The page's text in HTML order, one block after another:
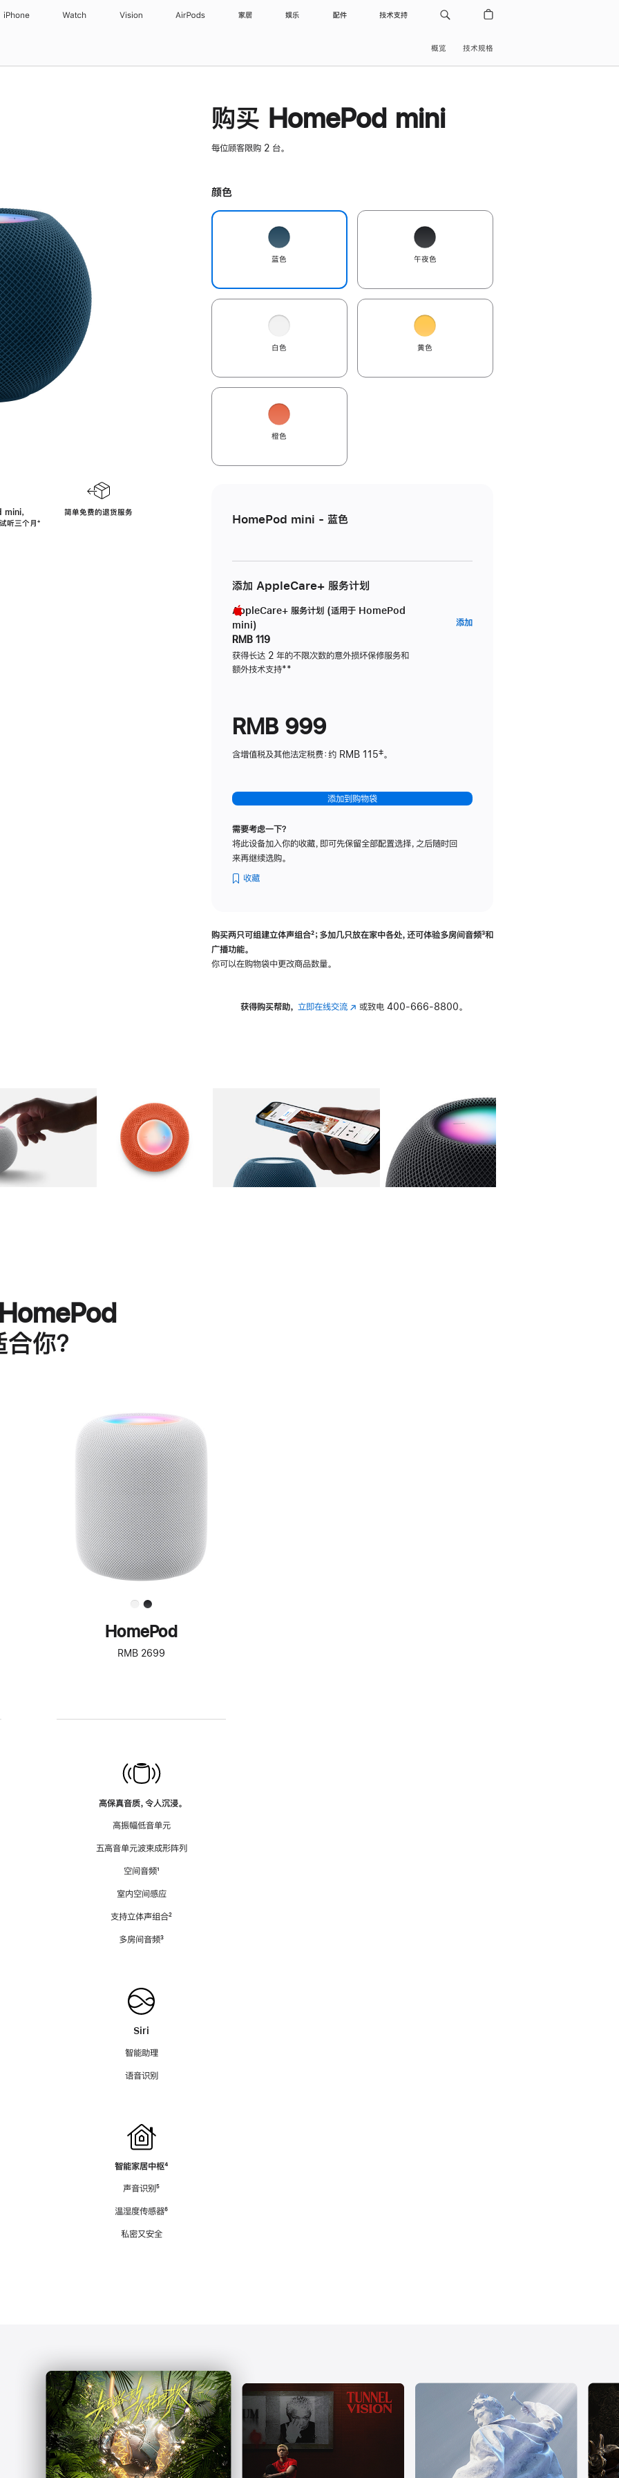
iPhone Watch Vision AirPods 家居 娱乐 配件 技术支持
概览 技术规格
，
听三个月脚
⁺
简单免费的退货服务
购买 HomePod mini
每位顾客限购 2 台。
颜色
蓝色 午夜色
白色 黄色
橙色
HomePod mini - 蓝色
添加 AppleCare+ 服务计划
AppleCare+ 服务计划 (适用于 HomePod
mini)
RMB 119
获得长达 2 年的不限次数的意外损坏保修服务和
额外技术支持脚
**
添加AppleCare+
RMB 999
含增值税及其他法定税费：约 RMB 115‡。
添加到购物袋
需要考虑一下？
将此设备加入你的收藏，即可先保留全部配置选择，之后随时回
来再继续选购。
收藏
购买两只可组建立体声组合脚
²；多加几只放在家中各处，还可体验多‍房‍间音频脚
³和
广播功能。
你可以在购物袋中更改商品数量。
获得购买帮助， 立即在线交流(在 或致电 400-666-8800。
图库 图像 图库 图像 图库 图像 4 图库 图像 5
你？
进
一
步
了
解
HomePod<
HomePod
RMB 2699
高保真音质，令人沉浸。
高振幅低音单元
五高音单元波束成形阵列
空间音频脚
¹
室内空间感应
支持立体声组合脚
²
多房间音频脚
³
Siri
智能助理
语音识别
智能家居中枢脚
⁴
声音识别脚
⁵
温湿度传感器脚
⁶
私密又安全